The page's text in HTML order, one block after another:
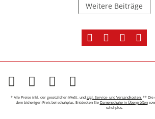
Weitere Beiträge
* Alle Preise inkl. der gesetzlichen MwSt. und zzgl. Service- und Versandkosten. ** Die
dem bisherigen Preis bei schuhplus. Entdecken Sie Damenschuhe in Übergrößen
schuhplus.